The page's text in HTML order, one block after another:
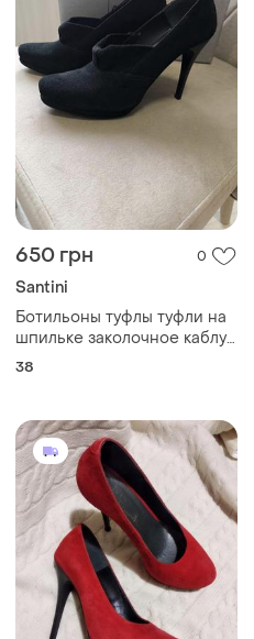
650 грн 0
Santini
Ботильоны туфлы туфли на
шпильке заколочное каблук
ботильоны натуральная
38